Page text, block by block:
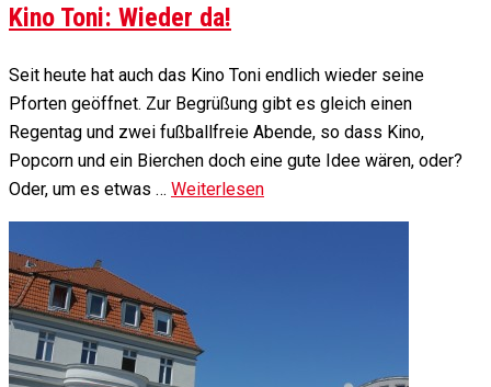
Kino Toni: Wieder da!
Seit heute hat auch das Kino Toni endlich wieder seine
Pforten geöffnet. Zur Begrüßung gibt es gleich einen
Regentag und zwei fußballfreie Abende, so dass Kino,
Popcorn und ein Bierchen doch eine gute Idee wären, oder?
Oder, um es etwas … Weiterlesen